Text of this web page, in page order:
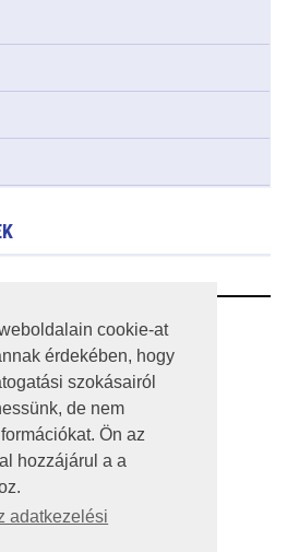
cookie-at
érdekében, hogy
szokásairól
de nem
Ön az
hozzájárul a a
adatkezelési